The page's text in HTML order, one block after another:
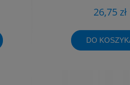
26,75 zł
DO